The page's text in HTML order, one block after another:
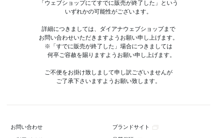
「ウェブショップにてすでに販売が終了した」という
いずれかの可能性がございます。
詳細につきましては、ダイアナウェブショップまで
お問い合わせいただきますようお願い申し上げます。
※「すでに販売が終了した」場合につきましては
何卒ご容赦を賜りますようお願い申し上げます。
ご不便をお掛け致しまして申し訳ございませんが
ご了承下さいますようお願い致します。
お問い合わせ ブランドサイト